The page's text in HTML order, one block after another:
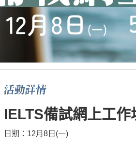
活動詳情
IELTS備試網上工作
日期：12月8日(一)